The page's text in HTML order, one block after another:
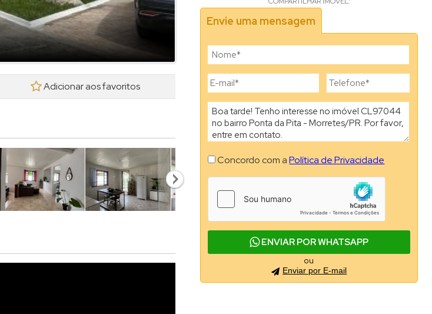
Adicionar aos favoritos
Envie uma mensagem
Concordo com aPolítica de Privacidade
ENVIAR POR WHATSAPP
ou
Enviar por E-mail